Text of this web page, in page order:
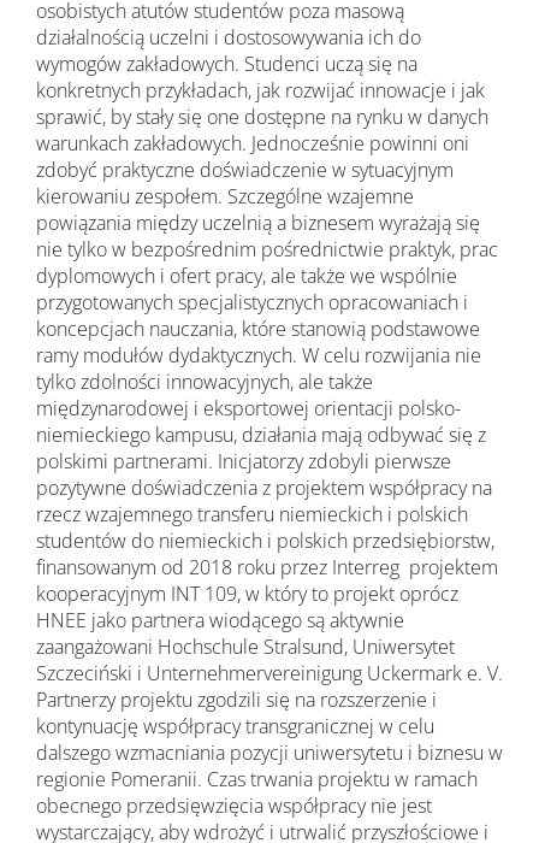
osobistych atutów studentów poza masową
działalnością uczelni i dostosowywania ich do
wymogów zakładowych. Studenci uczą się na
konkretnych przykładach, jak rozwijać innowacje i jak
sprawić, by stały się one dostępne na rynku w danych
warunkach zakładowych. Jednocześnie powinni oni
zdobyć praktyczne doświadczenie w sytuacyjnym
kierowaniu zespołem. Szczególne wzajemne
powiązania między uczelnią a biznesem wyrażają się
nie tylko w bezpośrednim pośrednictwie praktyk, prac
dyplomowych i ofert pracy, ale także we wspólnie
przygotowanych specjalistycznych opracowaniach i
koncepcjach nauczania, które stanowią podstawowe
ramy modułów dydaktycznych. W celu rozwijania nie
tylko zdolności innowacyjnych, ale także
międzynarodowej i eksportowej orientacji polsko-
niemieckiego kampusu, działania mają odbywać się z
polskimi partnerami. Inicjatorzy zdobyli pierwsze
pozytywne doświadczenia z projektem współpracy na
rzecz wzajemnego transferu niemieckich i polskich
studentów do niemieckich i polskich przedsiębiorstw,
finansowanym od 2018 roku przez Interreg projektem
kooperacyjnym INT 109, w który to projekt oprócz
HNEE jako partnera wiodącego są aktywnie
zaangażowani Hochschule Stralsund, Uniwersytet
Szczeciński i Unternehmervereinigung Uckermark e. V.
Partnerzy projektu zgodzili się na rozszerzenie i
kontynuację współpracy transgranicznej w celu
dalszego wzmacniania pozycji uniwersytetu i biznesu w
regionie Pomeranii. Czas trwania projektu w ramach
obecnego przedsięwzięcia współpracy nie jest
wystarczający, aby wdrożyć i utrwalić przyszłościowe i